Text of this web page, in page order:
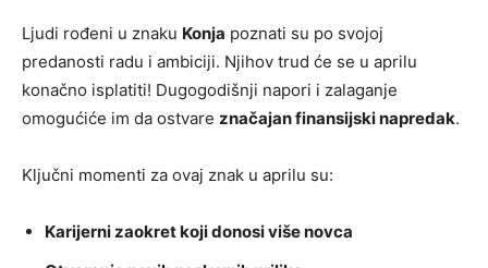
Ljudi rođeni u znaku Konja poznati su po svojoj
predanosti radu i ambiciji. Njihov trud će se u aprilu
konačno isplatiti! Dugogodišnji napori i zalaganje
omogućiće im da ostvare značajan finansijski napredak.
Ključni momenti za ovaj znak u aprilu su:
Karijerni zaokret koji donosi više novca